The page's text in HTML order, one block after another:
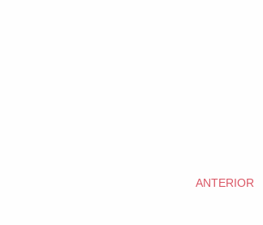
ANTERIOR